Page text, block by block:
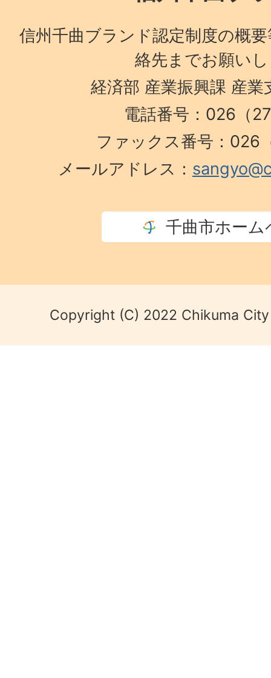
信州千曲ブランド認定制度の概
絡先までお願い
経済部 産業振興課 産業
電話番号：026（
ファックス番号：026
メールアドレス：
千曲市ホーム
Copyright (C) 2022 Chikuma